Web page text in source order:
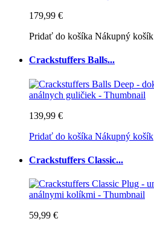
179,99 €
Pridať do košíka Nákupný košík
Crackstuffers Balls...
139,99 €
Pridať do košíka Nákupný košík
Crackstuffers Classic...
59,99 €